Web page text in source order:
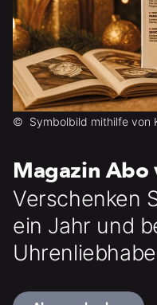
© Symbolbild mithilfe von
Magazin Abo
Verschenken
ein Jahr und